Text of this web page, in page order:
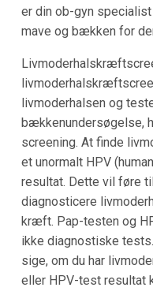
er din ob-gyn
mave og bækken for
livmoderhalsen og
bækkenundersøgelse,
screening. At finde
et unormalt HPV
resultat. Dette vil føre
diagnosticere
kræft. Pap-testen og
ikke diagnostiske
sige, om du har
eller HPV-test resultat